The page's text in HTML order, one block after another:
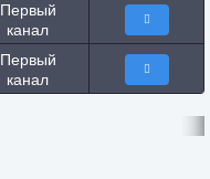
Первый
канал
Первый
канал